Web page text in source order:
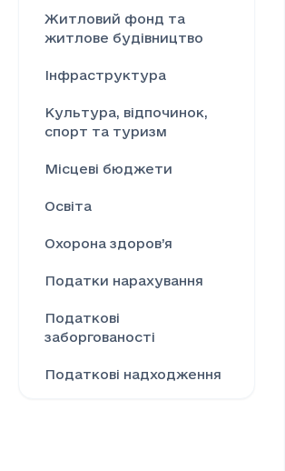
Житловий фонд та
житлове будівництво
Інфраструктура
Культура, відпочинок,
спорт та туризм
Місцеві бюджети
Освіта
Охорона здоров’я
Податки нарахування
Податкові
заборгованості
Податкові надходження